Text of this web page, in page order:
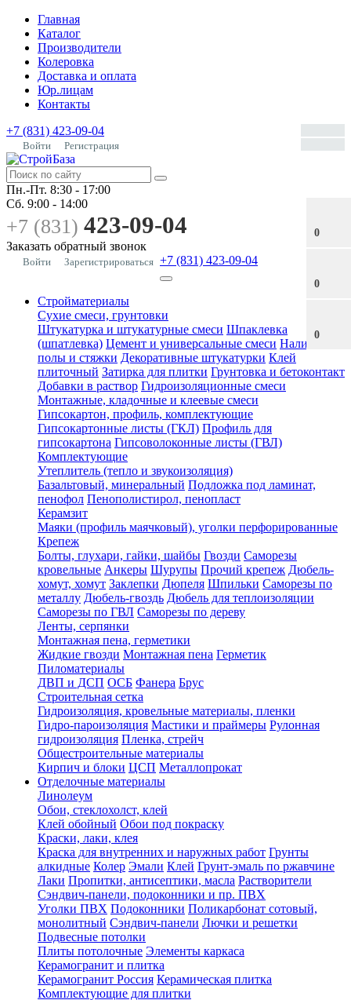
Главная
Каталог
Производители
Колеровка
Доставка и оплата
Юр.лицам
Контакты
0
0
0
+7 (831) 423-09-04
Войти Регистрация
Пн.-Пт. 8:30 - 17:00
Сб. 9:00 - 14:00
+7 (831) 423-09-04
Заказать обратный звонок
Войти Зарегистрироваться +7 (831) 423-09-04
Стройматериалы
Сухие смеси, грунтовки
Штукатурка и штукатурные смеси Шпаклевка
(шпатлевка) Цемент и универсальные смеси Наливные
полы и стяжки Декоративные штукатурки Клей
плиточный Затирка для плитки Грунтовка и бетоконтакт
Добавки в раствор Гидроизоляционные смеси
Монтажные, кладочные и клеевые смеси
Гипсокартон, профиль, комплектующие
Гипсокартонные листы (ГКЛ) Профиль для
гипсокартона Гипсоволоконные листы (ГВЛ)
Комплектующие
Утеплитель (тепло и звукоизоляция)
Базальтовый, минеральный Подложка под ламинат,
пенофол Пенополистирол, пенопласт
Керамзит
Маяки (профиль маячковый), уголки перфорированные
Крепеж
Болты, глухари, гайки, шайбы Гвозди Саморезы
кровельные Анкеры Шурупы Прочий крепеж Дюбель-
хомут, хомут Заклепки Дюпеля Шпильки Саморезы по
металлу Дюбель-гвоздь Дюбель для теплоизоляции
Саморезы по ГВЛ Саморезы по дереву
Ленты, серпянки
Монтажная пена, герметики
Жидкие гвозди Монтажная пена Герметик
Пиломатериалы
ДВП и ДСП ОСБ Фанера Брус
Строительная сетка
Гидроизоляция, кровельные материалы, пленки
Гидро-пароизоляция Мастики и праймеры Рулонная
гидроизоляция Пленка, стрейч
Общестроительные материалы
Кирпич и блоки ЦСП Металлопрокат
Отделочные материалы
Линолеум
Обои, стеклохолст, клей
Клей обойный Обои под покраску
Краски, лаки, клея
Краска для внутренних и наружных работ Грунты
алкидные Колер Эмали Клей Грунт-эмаль по ржавчине
Лаки Пропитки, антисептики, масла Растворители
Сэндвич-панели, подоконники и пр. ПВХ
Уголки ПВХ Подоконники Поликарбонат сотовый,
монолитный Сэндвич-панели Лючки и решетки
Подвесные потолки
Плиты потолочные Элементы каркаса
Керамогранит и плитка
Керамогранит Россия Керамическая плитка
Комплектующие для плитки